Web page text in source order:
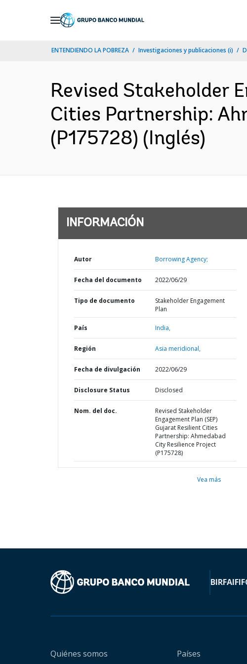
ENTENDIENDO LA POBREZA Investigaciones y publicaciones (i)
Revised Stakeholder
Cities Partnership:
(P175728) (Inglés)
INFORMACIÓN
Autor Borrowing Agency;
Fecha del documento 2022/06/29
Tipo de documento
Stakeholder Engagement
Plan
País India,
Región Asia meridional,
Fecha de divulgación 2022/06/29
Disclosure Status Disclosed
Nom. del doc.
Revised Stakeholder
Engagement Plan (SEP)
Gujarat Resilient Cities
Partnership: Ahmedabad
City Resilience Project
(P175728)
Vea más
BIRFAIF
Quiénes somos Países